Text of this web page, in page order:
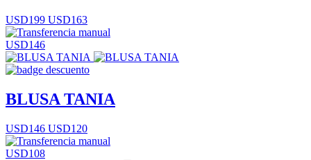
USD199 USD163
USD146
BLUSA TANIA
USD146 USD120
USD108